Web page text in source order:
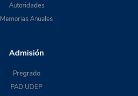
Autoridades
Memorias Anuales
Admisión
Pregrado
PAD UDEP